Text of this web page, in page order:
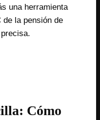
una herramienta
la pensión de
Cómo